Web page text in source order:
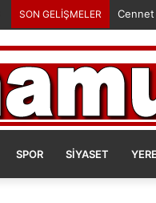
SON GELİŞMELER Cennet
SPOR SIYASET